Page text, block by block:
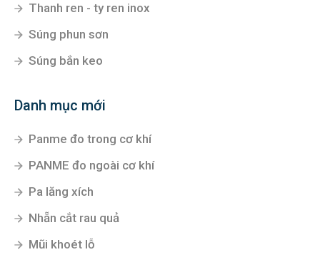
Thanh ren - ty ren inox
Súng phun sơn
Súng bắn keo
Danh mục mới
Panme đo trong cơ khí
PANME đo ngoài cơ khí
Pa lăng xích
Nhẵn cắt rau quả
Mũi khoét lỗ